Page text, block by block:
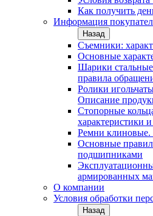
Как получить
Информация
Назад
Съемники:
Основные
Шарики
правила
Ролики
Описание
Стопорные
характеристики
Ремни клиновые.
Основные
подшипниками
армированных
О компании
Условия обработки
Назад